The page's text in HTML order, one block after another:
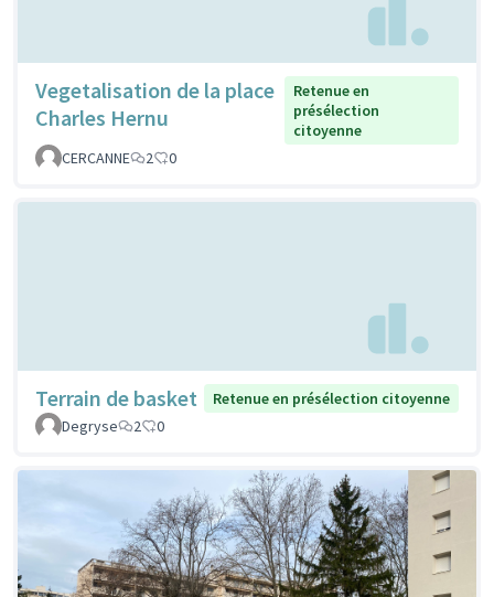
Vegetalisation de la place
Charles Hernu
Retenue en
présélection
citoyenne
CERCANNE
2 0
Terrain de basket
Retenue en présélection citoyenne
Degryse
2 0